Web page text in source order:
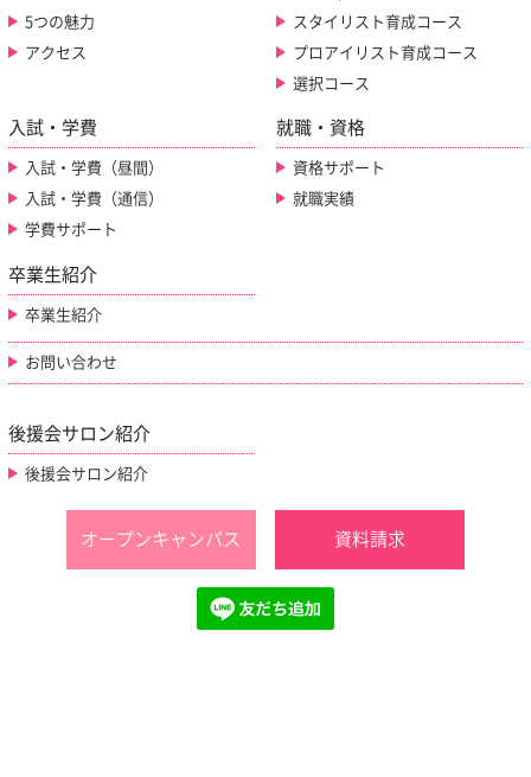
5つの魅力
アクセス
スタイリスト育成コース
プロアイリスト育成コース
選択コース
入試・学費
入試・学費（昼間）
入試・学費（通信）
学費サポート
就職・資格
資格サポート
就職実績
卒業生紹介
卒業生紹介
お問い合わせ
後援会サロン紹介
後援会サロン紹介
オープンキャンパス 資料請求